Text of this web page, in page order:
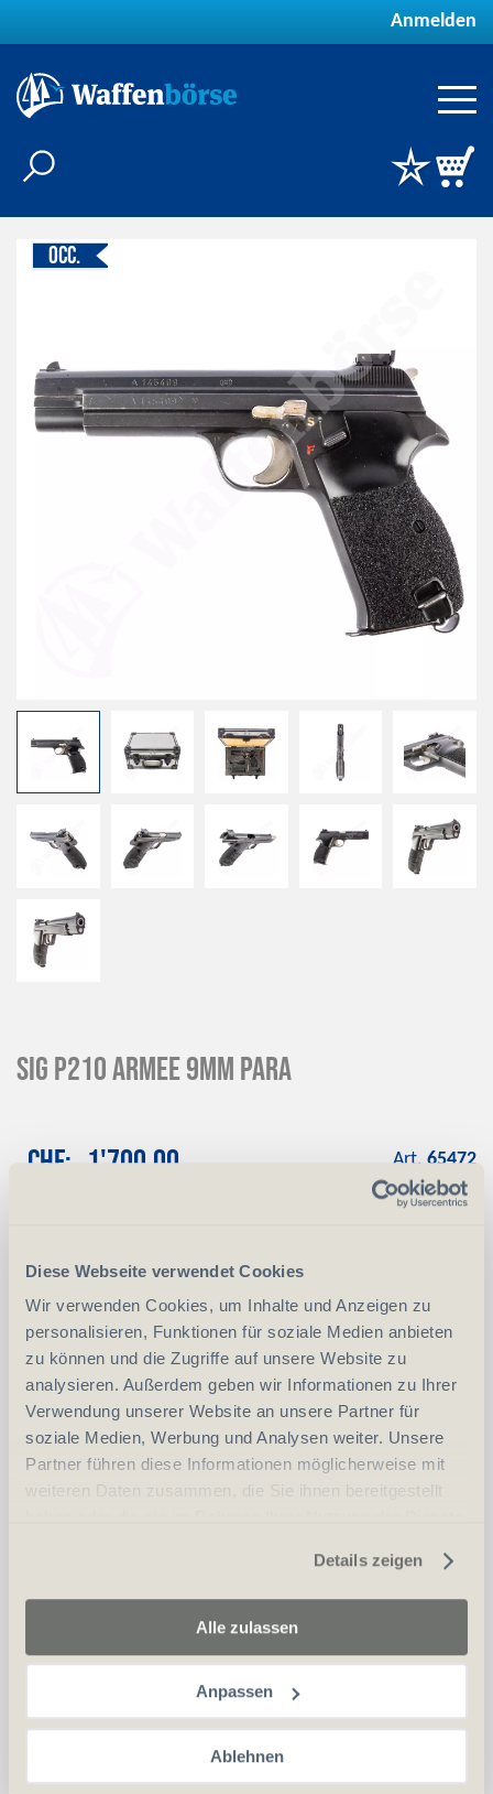
Diese Webseite verwendet Cookies
Wir verwenden Cookies, um Inhalte und Anzeigen zu
personalisieren, Funktionen für soziale Medien anbieten
zu können und die Zugriffe auf unsere Website zu
analysieren. Außerdem geben wir Informationen zu Ihrer
Verwendung unserer Website an unsere Partner für
soziale Medien, Werbung und Analysen weiter. Unsere
Partner führen diese Informationen möglicherweise mit
weiteren Daten zusammen, die Sie ihnen bereitgestellt
Details zeigen
Alle zulassen
Anpassen
Ablehnen
Anmelden
Occ.
SIG P210 Armee 9mm para
CHF 1'700.00
wir das gewünschte Produkt
Anzahlung+ CHF 170.00
Art. 65472
vergleichen
Anzahl Stück - +
In den Warenkorb
Waffenerwerbschein (WES)
Personalien (ID/Pass)